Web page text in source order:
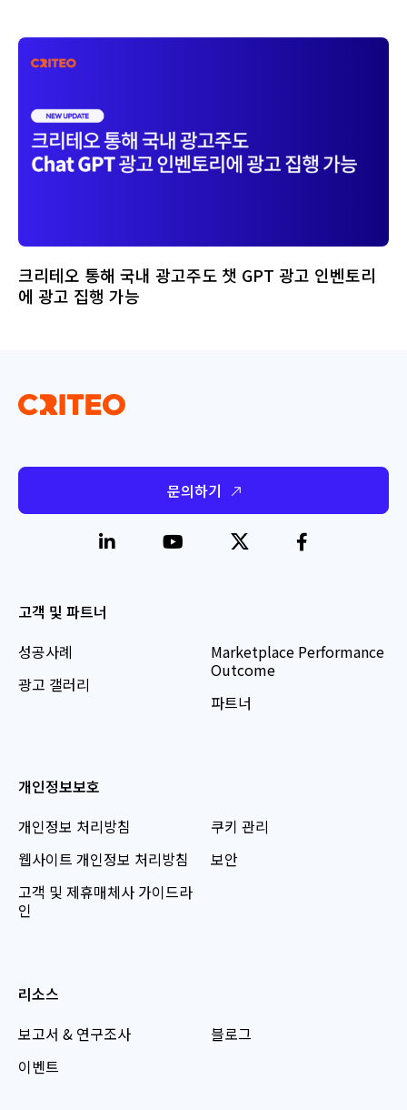
크리테오 통해 국내 광고주도 챗 GPT 광고 인벤토리
에 광고 집행 가능
문의하기
고객 및 파트너
성공사례
광고 갤러리
Marketplace Performance
Outcome
파트너
개인정보보호
개인정보 처리방침
웹사이트 개인정보 처리방침
고객 및 제휴매체사 가이드라
인
쿠키 관리
보안
리소스
보고서 & 연구조사
이벤트
블로그